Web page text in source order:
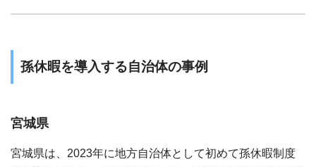
孫休暇を導入する自治体の事例
宮城県
宮城県は、2023年に地方自治体として初めて孫休暇制度